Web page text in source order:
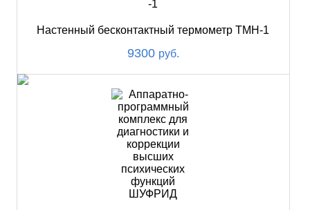
Настенный бесконтактный термометр ТМН-1
9300 руб.